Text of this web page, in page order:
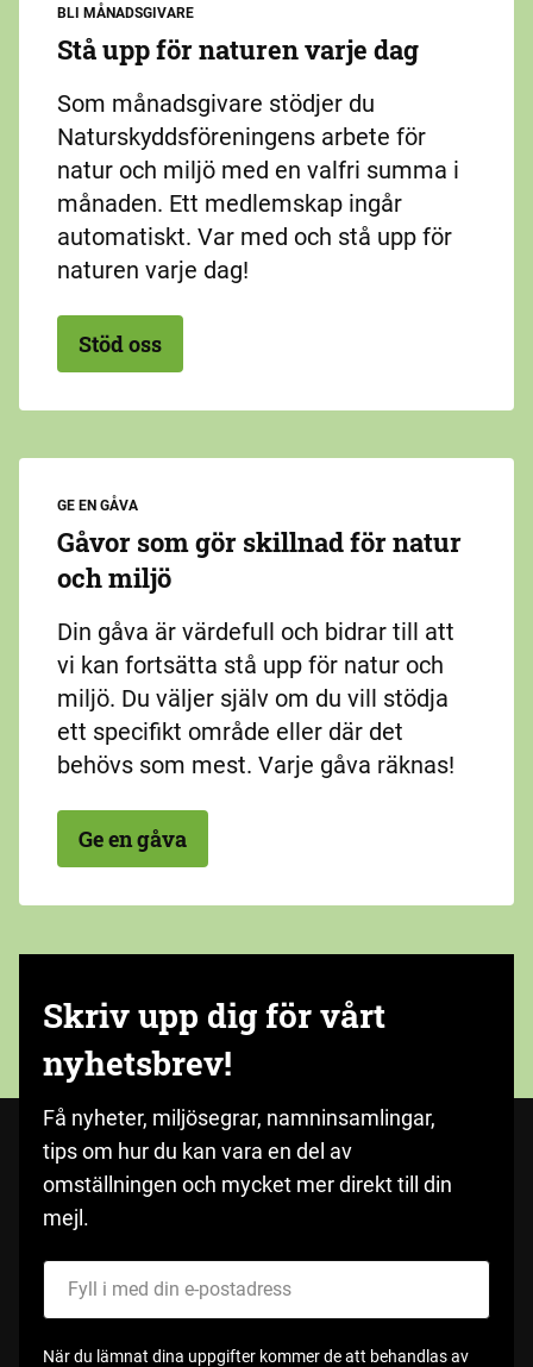
BLI MÅNADSGIVARE
Stå upp för naturen varje dag
Som månadsgivare stödjer du
Naturskyddsföreningens arbete för
natur och miljö med en valfri summa i
månaden. Ett medlemskap ingår
automatiskt. Var med och stå upp för
naturen varje dag!
Stöd oss
GE EN GÅVA
Gåvor som gör skillnad för natur
och miljö
Din gåva är värdefull och bidrar till att
vi kan fortsätta stå upp för natur och
miljö. Du väljer själv om du vill stödja
ett specifikt område eller där det
behövs som mest. Varje gåva räknas!
Ge en gåva
Skriv upp dig för vårt
nyhetsbrev!
Få nyheter, miljösegrar, namninsamlingar,
tips om hur du kan vara en del av
omställningen och mycket mer direkt till din
mejl.
När du lämnat dina uppgifter kommer de att behandlas av